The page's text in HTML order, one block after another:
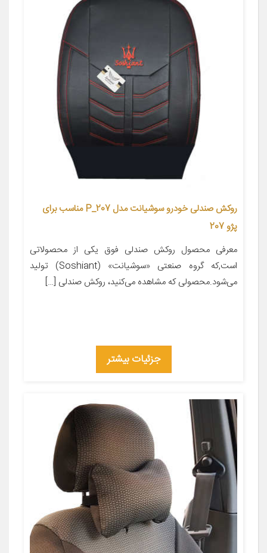
روکش صندلی خودرو سوشیانت مدل P_207 مناسب برای
پژو 207
معرفی محصول روکش صندلی فوق یکی از محصولاتی
است,که گروه صنعتی «سوشیانت» (Soshiant) تولید
می‌شود.محصولی که مشاهده می‌کنید، روکش صندلی […]
جزئیات بیشتر